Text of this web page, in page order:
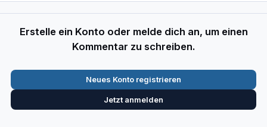
Erstelle ein Konto oder melde dich an, um einen
Kommentar zu schreiben.
Neues Konto registrieren
Jetzt anmelden